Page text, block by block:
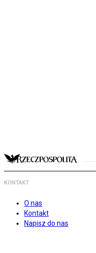
KONTAKT
O nas
Kontakt
Napisz do nas